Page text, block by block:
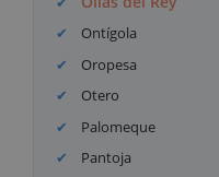
Ontígola
Oropesa
Otero
Palomeque
Pantoja